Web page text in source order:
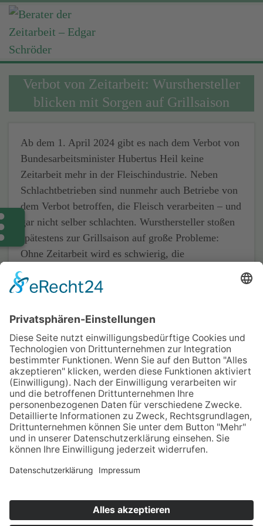
Verbot von Zeitarbeit: Wursthersteller
blicken mit Sorgen auf Grillsaison
Ab dem 1. April 2024 gibt es nach dem Verbot von
Bundesarbeitsminister Hubertus Heil keine
Zeitarbeit mehr in der Fleischindustrie. Neben
Schlachtbetrieben sind nunmehr auch Betriebe von
dem Verbot betroffen, die Fleisch verarbeiten – und
gar nicht selber schlachten. Wursthersteller stoßen
spätestens zur Grillsaison auf große Probleme:
Ohne Zeitarbeit wird es schwierig, die
Arbeitsspitzen zu bewältigen.
Anne Kokenbrink, Dietrich Creutzburg)
Home
Impressum
Datenschutz
Kontakt & Anfahrt
© 2025 Unternehmens­beratung für Personal­